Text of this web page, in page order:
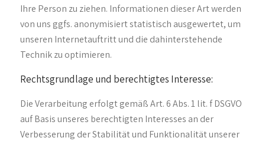
Ihre Person zu ziehen. Informationen dieser Art werden
von uns ggfs. anonymisiert statistisch ausgewertet, um
unseren Internetauftritt und die dahinterstehende
Technik zu optimieren.
Rechtsgrundlage und berechtigtes Interesse:
Die Verarbeitung erfolgt gemäß Art. 6 Abs. 1 lit. f DSGVO
auf Basis unseres berechtigten Interesses an der
Verbesserung der Stabilität und Funktionalität unserer